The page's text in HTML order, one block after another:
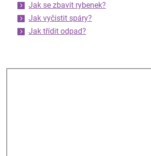
Jak se zbavit rybenek?
Jak vyčistit spáry?
Jak třídit odpad?